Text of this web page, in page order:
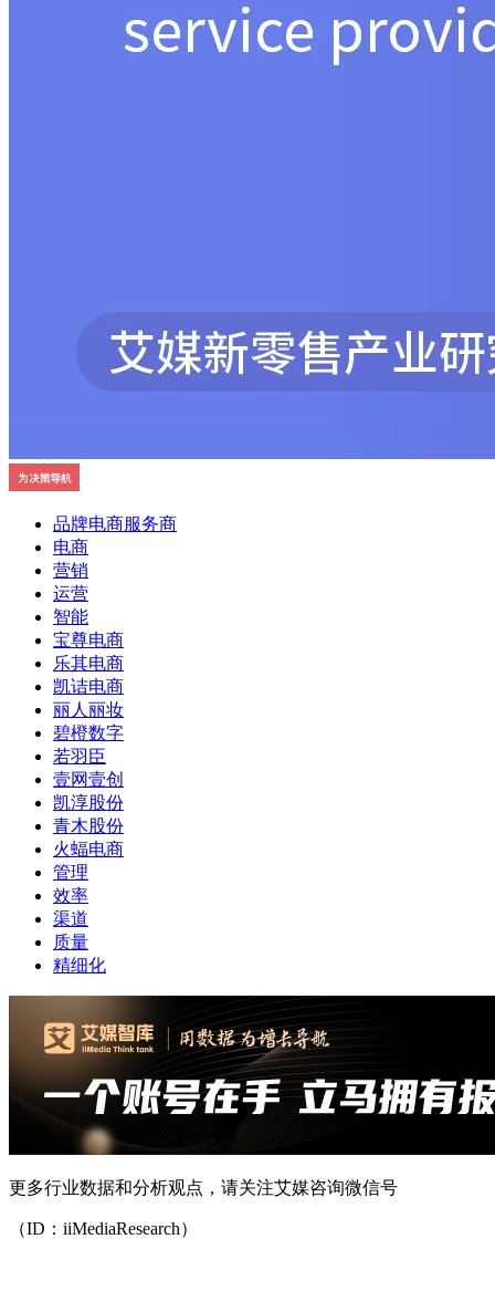
品牌电商服务商
电商
营销
运营
智能
宝尊电商
乐其电商
凯诘电商
丽人丽妆
碧橙数字
若羽臣
壹网壹创
凯淳股份
青木股份
火蝠电商
管理
效率
渠道
质量
精细化
更多行业数据和分析观点，请关注艾媒咨询微信号
（ID：iiMediaResearch）